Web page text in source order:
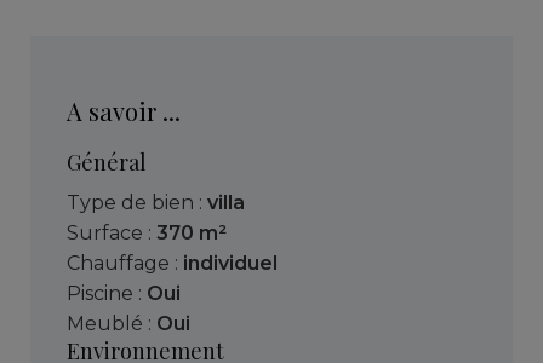
A savoir ...
Général
Type de bien : villa
Surface : 370 m²
Chauffage : individuel
Piscine : Oui
Meublé : Oui
Environnement